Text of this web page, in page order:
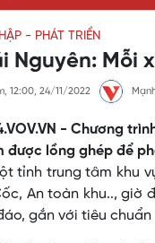
- PHÁT TRIỂN
Nguyên: Mỗi
12:00, 24/11/2022
- Chương
được lồng ghép để
tỉnh trung tâm khu
An toàn khu.., giờ
gắn với tiêu chuẩn